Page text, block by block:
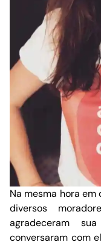
Na mesma hora
diversos
agradeceram
conversaram com